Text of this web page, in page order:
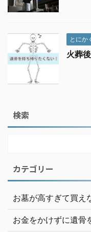
とにか
火葬
検索
カテゴリー
お墓が高すぎて買え
お金をかけずに遺骨